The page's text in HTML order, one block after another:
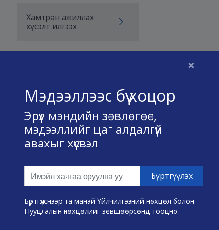
×
Мэдээллээс бүү хоцор
Эрүүл мэндийн зөвлөгөө,
мэдээллийг цаг алдалгүй
авахыг хүсвэл
Бүртгүүлснээр та манай Үйлчилгээний нөхцөл болон
Нууцлалын нөхцөлийг зөвшөөрсөнд тооцно.
Хамтран ажиллах
хүсэлт илгээх
Үйлчилгээний нөхцөл
Нууц хадгалах тухай
Холбоо барих
Өвчин А-Я
Эмнэлэг хайх
Эрүүл мэндийн хэрэгслүүд